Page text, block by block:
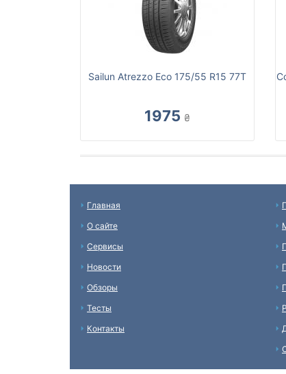
Sailun Atrezzo Eco 175/55 R15 77T
1975 ₴
Главная
О сайте
Сервисы
Новости
Обзоры
Тесты
Контакты